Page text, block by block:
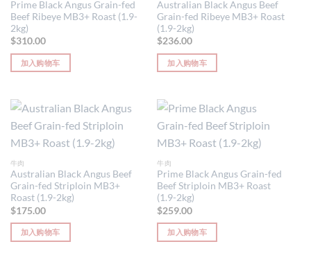
Prime Black Angus Grain-fed
Beef Ribeye MB3+ Roast (1.9-
2kg)
$310.00
加入购物车
Australian Black Angus Beef
Grain-fed Ribeye MB3+ Roast
(1.9-2kg)
$236.00
加入购物车
牛肉
Australian Black Angus Beef
Grain-fed Striploin MB3+
Roast (1.9-2kg)
$175.00
加入购物车
牛肉
Prime Black Angus Grain-fed
Beef Striploin MB3+ Roast
(1.9-2kg)
$259.00
加入购物车